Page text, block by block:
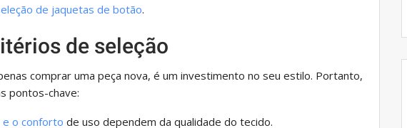
de jaquetas de botão.
de seleção
comprar uma peça nova, é um investimento no seu estilo. Portanto,
pontos-chave:
e o conforto de uso dependem da qualidade do tecido.